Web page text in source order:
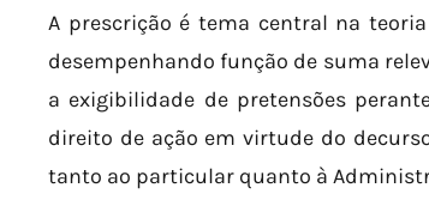
A prescrição é tema central na
desempenhando função de suma
a exigibilidade de pretensões
direito de ação em virtude do
tanto ao particular quanto à